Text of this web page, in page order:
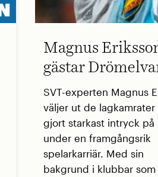
Magnus
gästar
SVT-experten Magnus
väljer ut de lagkamrater
gjort starkast intryck på
under en framgångsrik
spelarkarriär. Med sin
bakgrund i klubbar som